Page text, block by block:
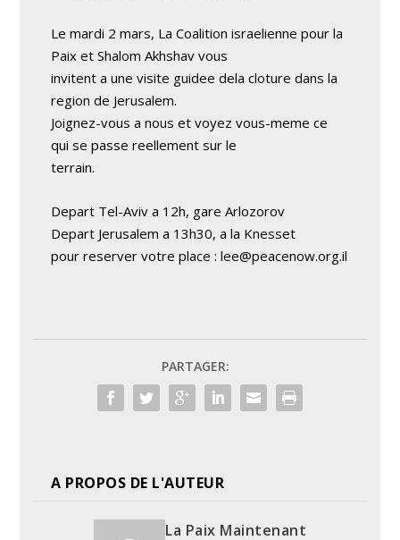
Le mardi 2 mars, La Coalition israelienne pour la
Paix et Shalom Akhshav vous
invitent a une visite guidee dela cloture dans la
region de Jerusalem.
Joignez-vous a nous et voyez vous-meme ce
qui se passe reellement sur le
terrain.
Depart Tel-Aviv a 12h, gare Arlozorov
Depart Jerusalem a 13h30, a la Knesset
pour reserver votre place :lee@peacenow.org.il
PARTAGER:
A PROPOS DE L'AUTEUR
La Paix Maintenant